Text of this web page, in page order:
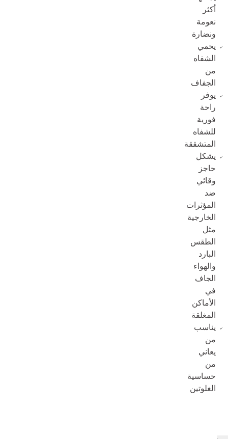
أكثر
نعومة
ونضارة
يحمي
الشفاه
من
الجفاف
يوفر
راحة
فورية
للشفاه
المتشققة
يشكل
حاجز
وقائي
ضد
المؤثرات
الخارجية
مثل
الطقس
البارد
والهواء
الجاف
في
الأماكن
المغلقة
يناسب
من
يعاني
من
حساسية
الغلوتين